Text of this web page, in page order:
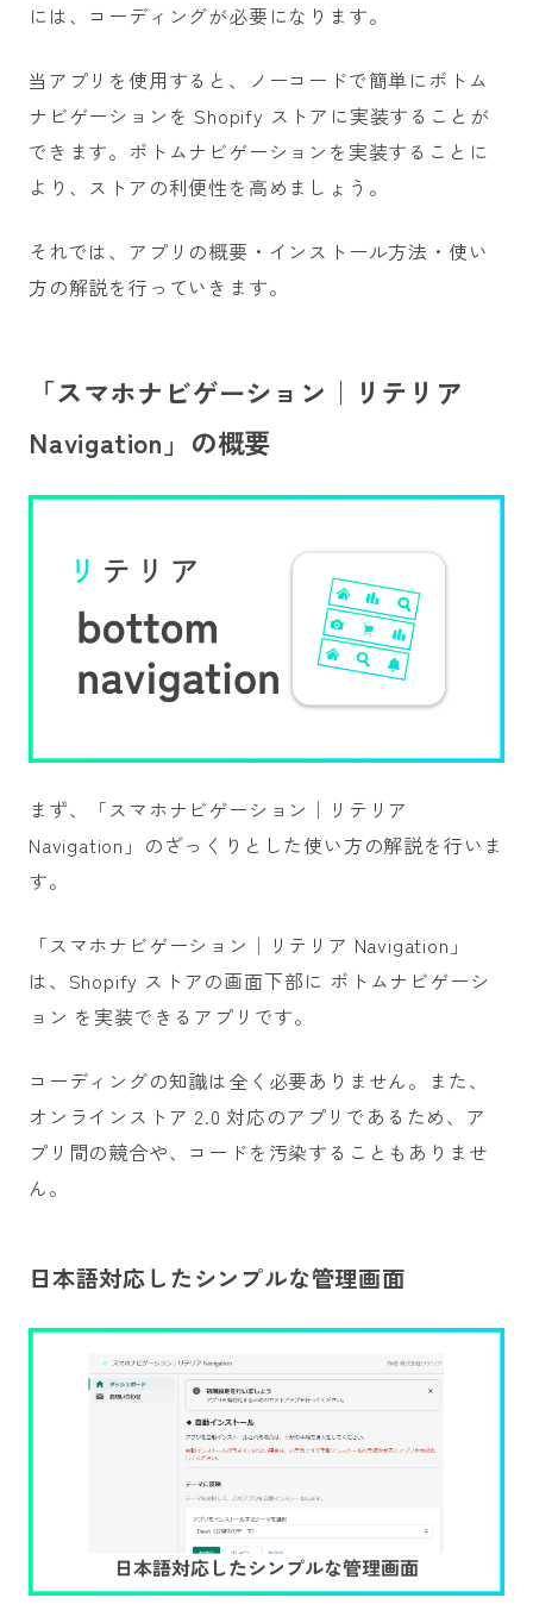
には、コーディングが必要になります。
当アプリを使用すると、ノーコードで簡単にボトム
ナビゲーションを Shopify ストアに実装することが
できます。ボトムナビゲーションを実装することに
より、ストアの利便性を高めましょう。
それでは、アプリの概要・インストール方法・使い
方の解説を行っていきます。
「スマホナビゲーション｜リテリア
Navigation」の概要
まず、「スマホナビゲーション｜リテリア
Navigation」のざっくりとした使い方の解説を行いま
す。
「スマホナビゲーション｜リテリア Navigation」
は、Shopify ストアの画面下部に ボトムナビゲーシ
ョン を実装できるアプリです。
コーディングの知識は全く必要ありません。また、
オンラインストア 2.0 対応のアプリであるため、ア
プリ間の競合や、コードを汚染することもありませ
ん。
日本語対応したシンプルな管理画面